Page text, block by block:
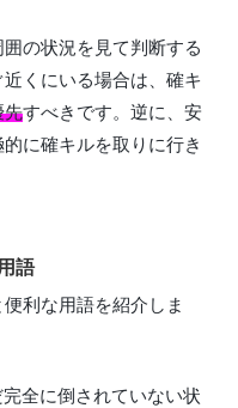
の状況を見て判断する
くにいる場合は、確キ
先すべきです。逆に、安
に確キルを取りに行き
語
利な用語を紹介しま
全に倒されていない状